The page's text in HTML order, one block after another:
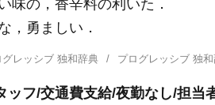
味の，香辛料の利いた．
，勇ましい．
グレッシブ 独和辞典 プログレッシブ 独
ッフ/交通費支給/夜勤なし/担当